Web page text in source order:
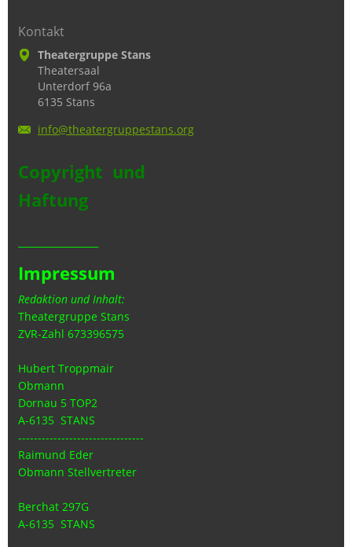
Kontakt
Theatergruppe Stans
Theatersaal
Unterdorf 96a
6135 Stans
info@theatergruppestans.org
Copyright und
Haftung
Impressum
Redaktion und Inhalt:
Theatergruppe Stans
ZVR-Zahl 673396575
Hubert Troppmair
Obmann
Dornau 5 TOP2
A-6135 STANS
--------------------------------
Raimund Eder
Obmann Stellvertreter
Berchat 297G
A-6135 STANS